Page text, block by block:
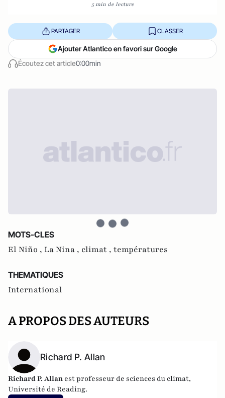
5 min de lecture
Écoutez cet article0:00min
PARTAGER CLASSER
Ajouter Atlantico en favori sur Google
MOTS-CLES
El Niño , La Nina , climat , températures
THEMATIQUES
International
A PROPOS DES AUTEURS
Richard P. Allan
Richard P. Allan est professeur de sciences du climat,
Université de Reading.